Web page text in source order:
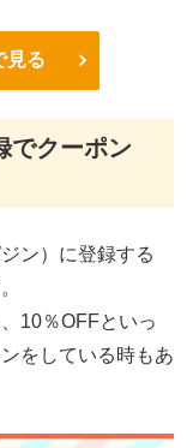
見る
でクーポン
ン）に登録する
10％OFFといっ
をしている時もあ